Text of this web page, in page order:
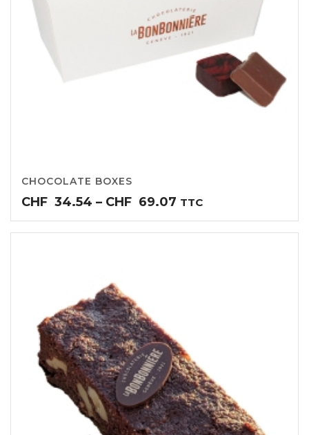
CHOCOLATE BOXES
CHF 34.54 – CHF 69.07 Price
range:
CHF34.54
TTC